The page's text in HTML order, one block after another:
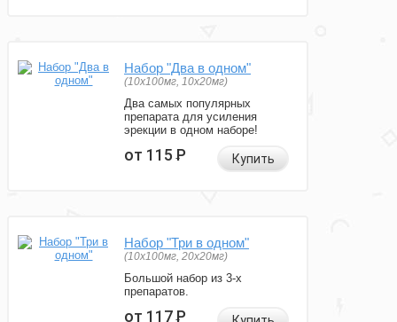
Набор "Два в одном"
(10x100мг, 10x20мг)
Два самых популярных
препарата для усиления
эрекции в одном наборе!
от 115Р Купить
Набор "Три в одном"
(10x100мг, 20x20мг)
Большой набор из 3-х
препаратов.
от 117Р